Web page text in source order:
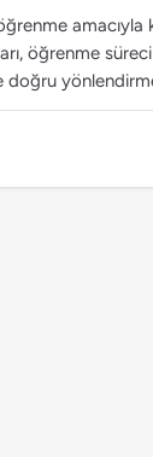
amacıyla
öğrenme süreci
doğru